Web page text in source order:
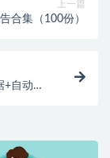
上一篇
合集（100份）
自动化